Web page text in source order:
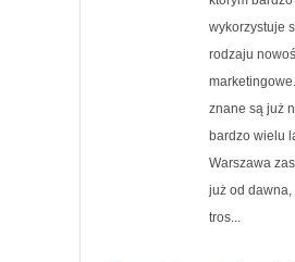
wykorzystuje
rodzaju
znane są już
bardzo wielu
Warszawa
już od
tros...